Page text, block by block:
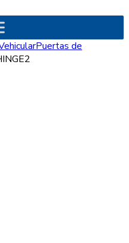
Puertas de